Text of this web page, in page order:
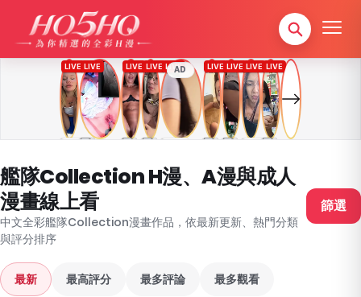
AD
艦隊Collection H漫、A漫與成人
漫畫線上看
中文全彩艦隊Collection漫畫作品，依最新更新、熱門分類
與評分排序
篩選
最新 最高評分 最多評論 最多觀看